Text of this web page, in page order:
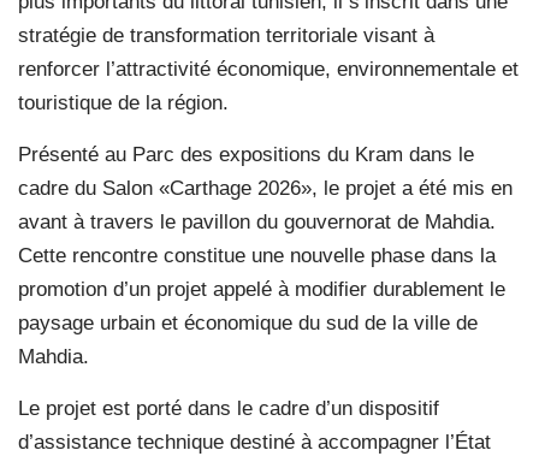
stratégie de transformation territoriale visant à
renforcer l’attractivité économique, environnementale et
touristique de la région.
Présenté au Parc des expositions du Kram dans le
cadre du Salon «Carthage 2026», le projet a été mis en
avant à travers le pavillon du gouvernorat de Mahdia.
Cette rencontre constitue une nouvelle phase dans la
promotion d’un projet appelé à modifier durablement le
paysage urbain et économique du sud de la ville de
Mahdia.
Le projet est porté dans le cadre d’un dispositif
d’assistance technique destiné à accompagner l’État